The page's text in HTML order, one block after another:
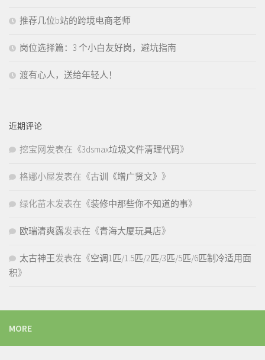
推荐几位b站的跨境电商老师
岗位选择篇：3 个小白友好岗，避坑指南
渡有心人，送给年轻人！
近期评论
挖宝网发表在《3dsmax垃圾文件清理代码》
格娜小屋发表在《古训《增广贤文》 》
绿化苗木发表在《装修中那些你不知道的事》
欧瑞清爽露发表在《青海大厦玩具店》
太古神王发表在《空调1匹/1.5匹/2匹/3匹/5匹/6匹制冷适用面
积》
MORE